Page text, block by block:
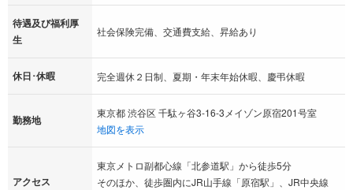
待遇及び福利厚
生
社会保険完備、交通費支給、昇給あり
休日･休暇 完全週休２日制、夏期・年末年始休暇、慶弔休暇
勤務地
東京都 渋谷区 千駄ヶ谷3-16-3メイゾン原宿201号室
地図を表示
アクセス
東京メトロ副都心線「北参道駅」から徒歩5分
そのほか、徒歩圏内にJR山手線「原宿駅」、JR中央線